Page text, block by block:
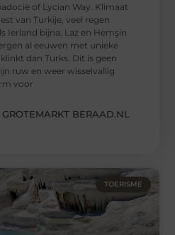
of Lycian Way. Klimaat
van Turkije, veel regen
Ierland bijna. Laz en Hemşin
al eeuwen met unieke
dan Turks. Dit is geen
ruw en weer wisselvallig
voor
BERAAD.NL
TOERISME